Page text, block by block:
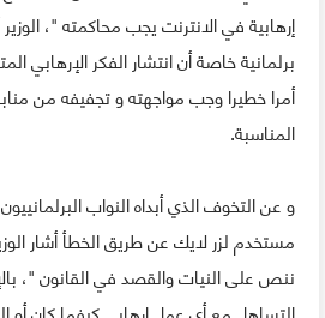
إرهابية في الانترنت يجب محاكمته "،
برلمانية خاصة أن انتشار الفكر الإرهابي
أمرا خطيرا وجب مواجهته و تجفيفه من
المناسبة.
و عن التخوف الذي أبداه النواب
مستخدم لزر لايك عن طريق الخطأ أشار
ننص على النيات والقصد في القانون "،